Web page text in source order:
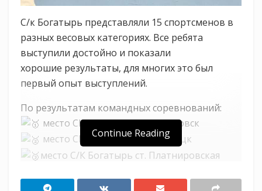
С/к Богатырь представляли 15 спортсменов в
разных весовых категориях. Все ребята
выступили достойно и показали
хорошие результаты, для многих это был
первый опыт выступлений.
По результатам командных соревнований:
место СШ Аллигатор г. Кореновск
место СШ Виктория г. Тихорецк
место С/К Богатырь ст. Платнировская
В личных соревнованиях:
Continue Reading